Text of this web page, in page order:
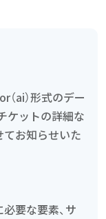
ai）形式のデー
ケットの詳細な
てお知らせいた
要な要素、サ